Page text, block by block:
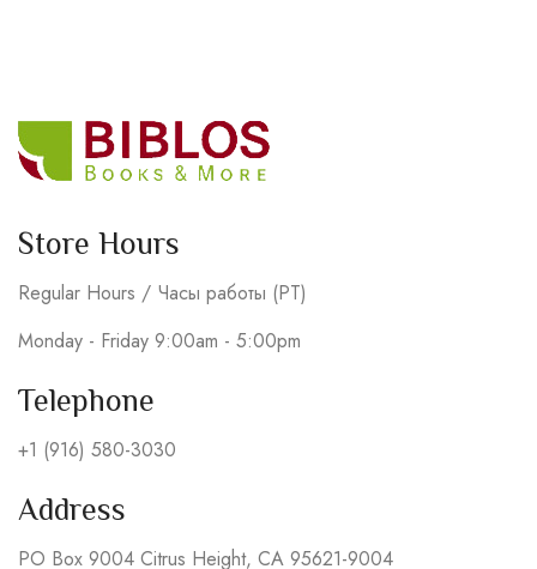
Store Hours
Regular Hours / Часы работы (PT)
Monday - Friday 9:00am - 5:00pm
Telephone
+1 (916) 580-3030
Address
PO Box 9004 Citrus Height, CA 95621-9004